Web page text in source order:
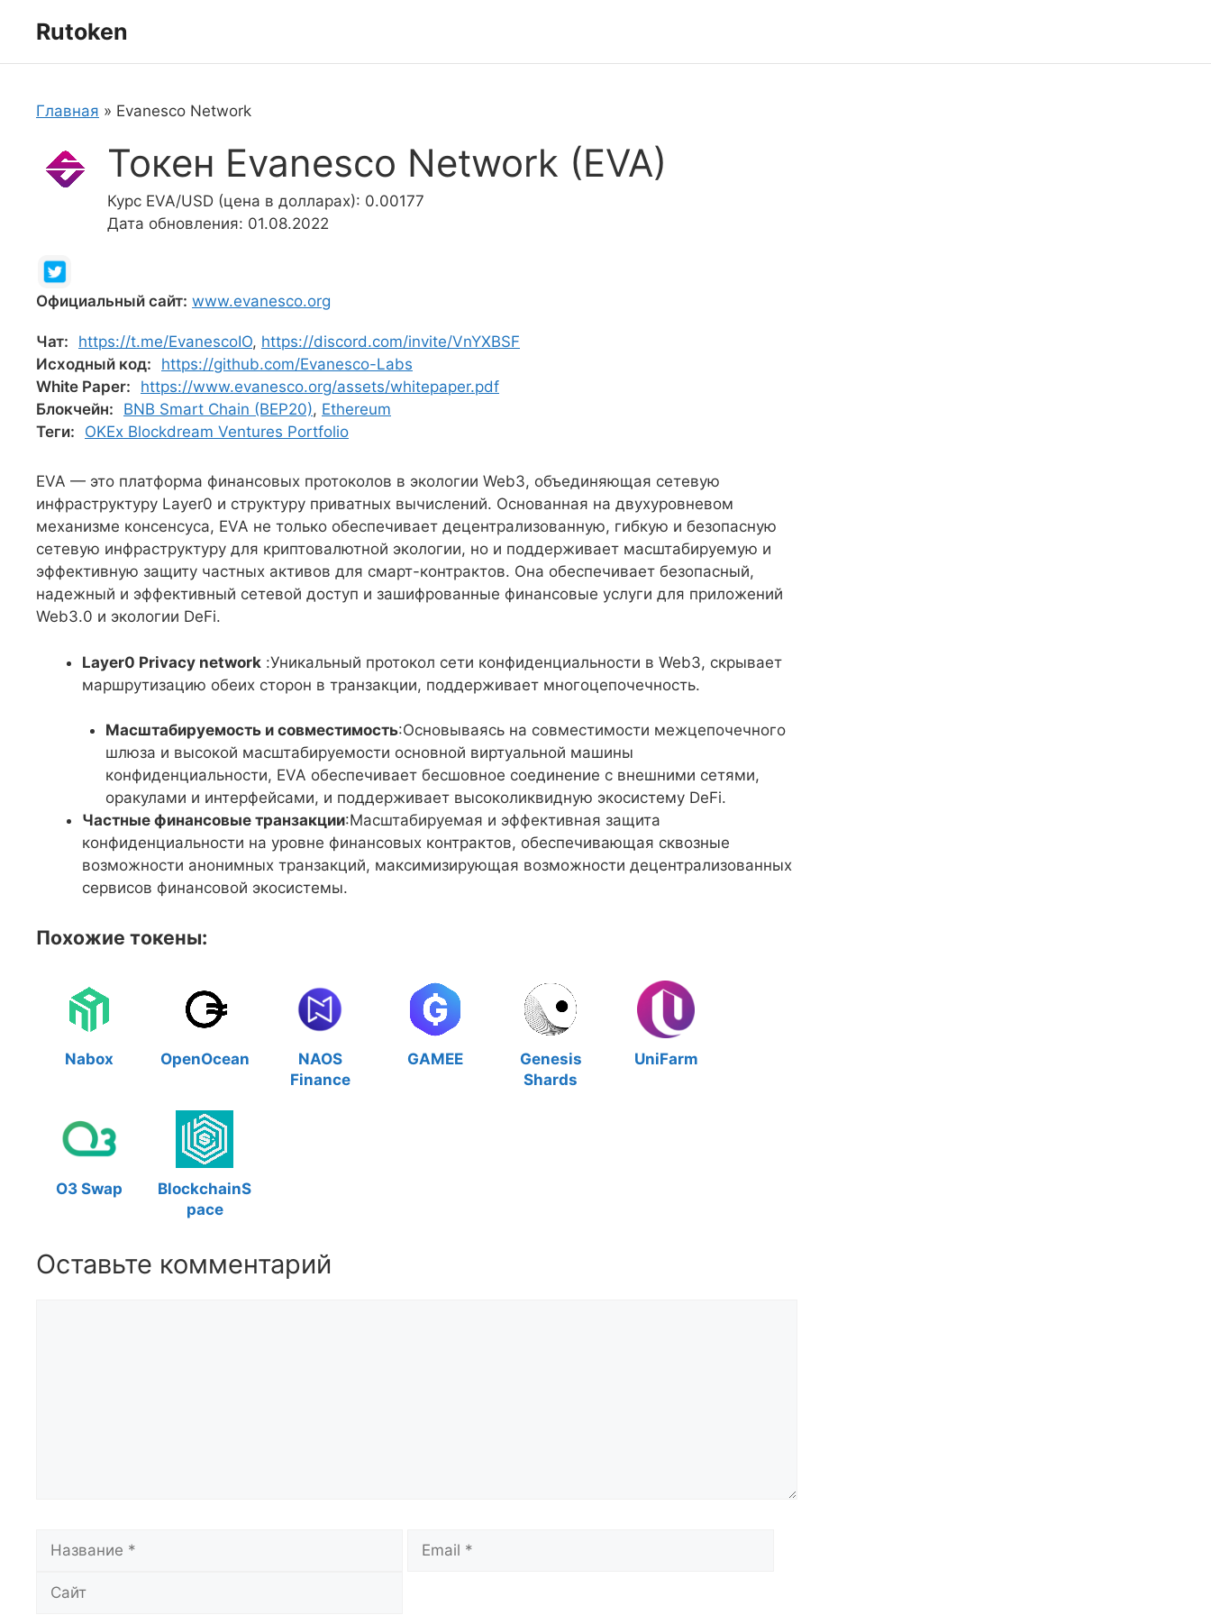
Rutoken
Главная » Evanesco Network
Токен Evanesco Network (EVA)
Курс EVA/USD (цена в долларах): 0.00177
Дата обновления: 01.08.2022
Официальный сайт: www.evanesco.org
Чат: https://t.me/EvanescoIO, https://discord.com/invite/VnYXBSF
Исходный код:
https://github.com/Evanesco-Labs
White Paper:
https://www.evanesco.org/assets/whitepaper.pdf
Блокчейн:
BNB Smart Chain (BEP20), Ethereum
Теги:
OKEx Blockdream Ventures Portfolio
EVA — это платформа финансовых протоколов в экологии Web3, объединяющая сетевую
инфраструктуру Layer0 и структуру приватных вычислений. Основанная на двухуровневом
механизме консенсуса, EVA не только обеспечивает децентрализованную, гибкую и безопасную
сетевую инфраструктуру для криптовалютной экологии, но и поддерживает масштабируемую и
эффективную защиту частных активов для смарт-контрактов. Она обеспечивает безопасный,
надежный и эффективный сетевой доступ и зашифрованные финансовые услуги для приложений
Web3.0 и экологии DeFi.
Layer0 Privacy network :Уникальный протокол сети конфиденциальности в Web3, скрывает
маршрутизацию обеих сторон в транзакции, поддерживает многоцепочечность.
Масштабируемость и совместимость:Основываясь на совместимости межцепочечного
шлюза и высокой масштабируемости основной виртуальной машины
конфиденциальности, EVA обеспечивает бесшовное соединение с внешними сетями,
оракулами и интерфейсами, и поддерживает высоколиквидную экосистему DeFi.
Частные финансовые транзакции:Масштабируемая и эффективная защита
конфиденциальности на уровне финансовых контрактов, обеспечивающая сквозные
возможности анонимных транзакций, максимизирующая возможности децентрализованных
сервисов финансовой экосистемы.
Похожие токены:
Nabox OpenOcean
NAOS
Finance
GAMEE
Genesis
Shards
UniFarm
O3 Swap
BlockchainS
pace
Оставьте комментарий